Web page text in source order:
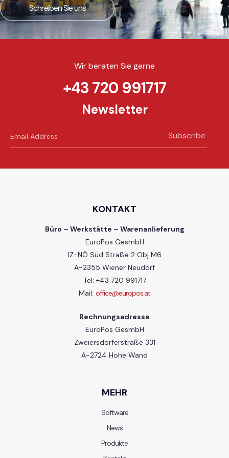
Schreiben Sie uns
Wir beraten Sie gerne
+43 720 991717
Newsletter
Subscribe
KONTAKT
Büro – Werkstätte – Warenanlieferung
EuroPos GesmbH
IZ-NÖ Süd Straße 2 Obj M6
A-2355 Wiener Neudorf
Tel: +43 720 991717
Mail: office@europos.at
Rechnungsadresse
EuroPos GesmbH
Zweiersdorferstraße 331
A-2724 Hohe Wand
MEHR
Software
News
Produkte